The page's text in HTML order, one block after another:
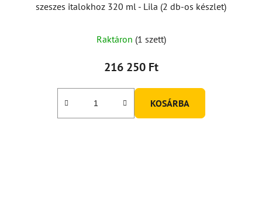
szeszes italokhoz 320 ml - Lila (2 db-os készlet)
Raktáron (1 szett)
216 250 Ft
KOSÁRBA